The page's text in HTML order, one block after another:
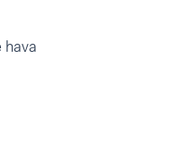
hava